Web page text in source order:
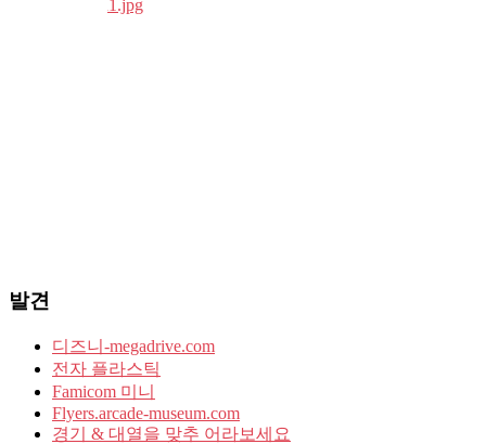
발견
디즈니-megadrive.com
전자 플라스틱
Famicom 미니
Flyers.arcade-museum.com
경기 & 대열을 맞추 어라보세요